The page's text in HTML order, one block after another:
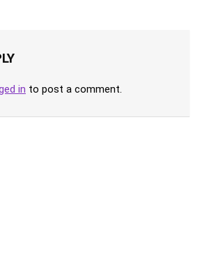
in to post a comment.